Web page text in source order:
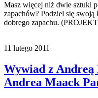
Masz więcej niż dwie sztuki
zapachów? Podziel się
dobrego zapachu.
11 lutego 2011
Wywiad z
Andrea Maack